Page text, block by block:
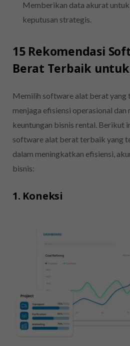
Memberikan data akurat
keputusan strategis.
15 Rekomendasi
Berat Terbaik
Memilih software alat berat yang
menjaga efisiensi operasional dan
keuntungan bisnis rental. Berikut
software alat berat terbaik yang
dalam meningkatkan efisiensi,
bisnis:
1. Koneksi